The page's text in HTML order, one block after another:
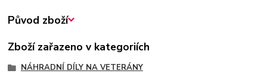
Původ zboží
Zboží zařazeno v kategoriích
NÁHRADNÍ DÍLY NA VETERÁNY